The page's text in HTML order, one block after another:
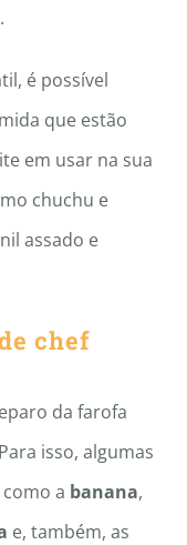
é possível
que estão
em usar na sua
chuchu e
assado e
chef
da farofa
isso, algumas
a banana,
e, também, as